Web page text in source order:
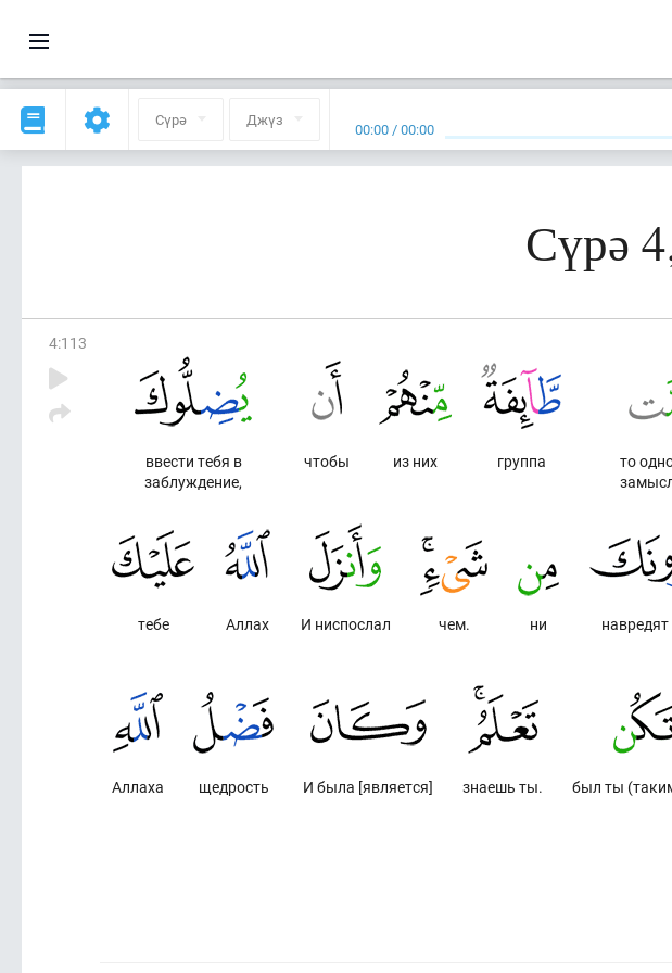
Сүрә Джүз 00:00 /00:00
Сүрә
4:113
то
группа
из них
чтобы
ввести тебя в
заблуждение,
ни
чем.
И ниспослал
Аллах
тебе
был ты
знаешь ты.
И была [является]
щедрость
Аллаха